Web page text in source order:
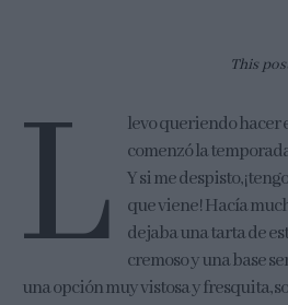
This
L
levo queriendo hacer
comenzó la
Y si me despisto,
que viene! Hacía
dejaba una tarta de
cremoso y una base
una opción muy vistosa y fresquita,